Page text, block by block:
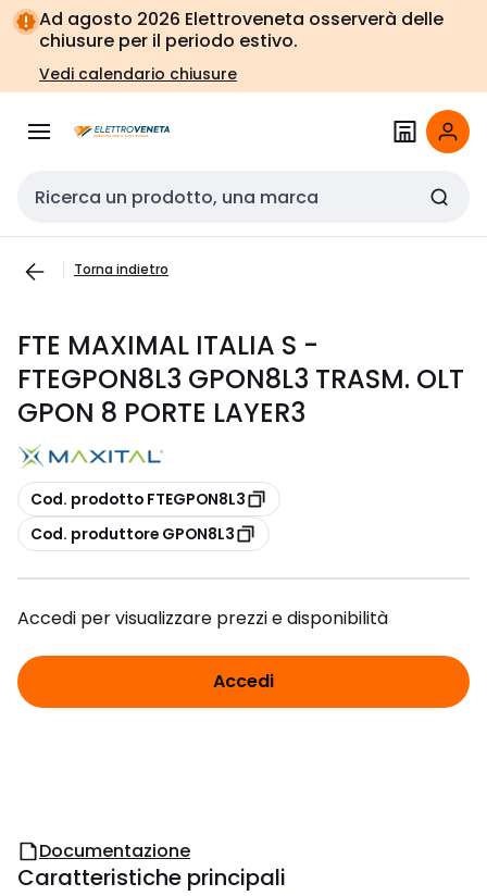
Vai alla
navigazione
Vai
alla
pagina
Ad agosto 2026 Elettroveneta osserverà delle
chiusure per il periodo estivo.
Vedi calendario chiusure
Cerca input
Torna indietro
FTE MAXIMAL ITALIA S -
FTEGPON8L3 GPON8L3 TRASM. OLT
GPON 8 PORTE LAYER3
copia
Cod. prodotto FTEGPON8L3
copia
Cod. produttore GPON8L3
Accedi per visualizzare prezzi e disponibilità
Accedi
Documentazione
Caratteristiche principali